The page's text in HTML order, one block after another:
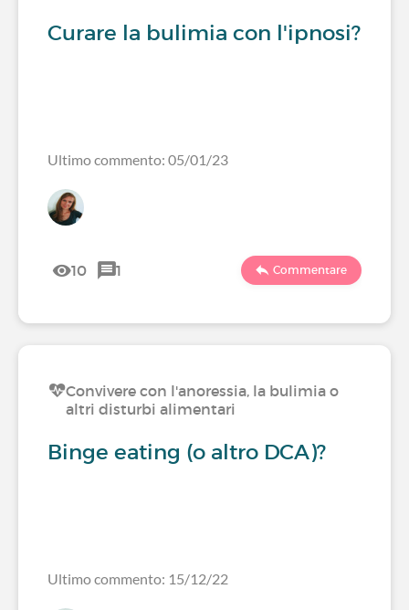
Curare la bulimia con l'ipnosi?
Ultimo commento: 05/01/23
10 1 Commentare
Convivere con l'anoressia, la bulimia o
altri disturbi alimentari
Binge eating (o altro DCA)?
Ultimo commento: 15/12/22